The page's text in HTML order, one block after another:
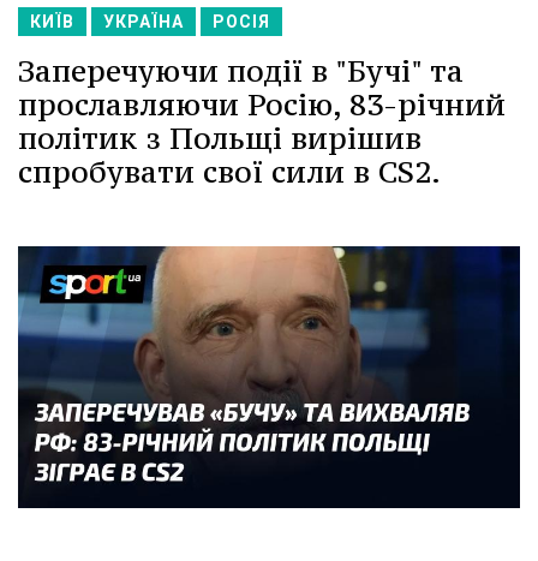
КИЇВ УКРАЇНА РОСІЯ
Заперечуючи події в "Бучі" та
прославляючи Росію, 83-річний
політик з Польщі вирішив
спробувати свої сили в CS2.